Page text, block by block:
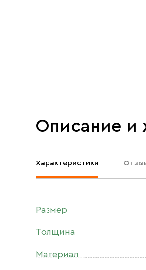
Описание и
Характеристики
Размер
Толщина
Материал